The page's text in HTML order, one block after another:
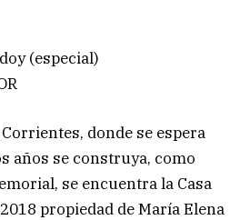
(especial)
donde se espera
años se construya, como
se encuentra la Casa
propiedad de María Elena